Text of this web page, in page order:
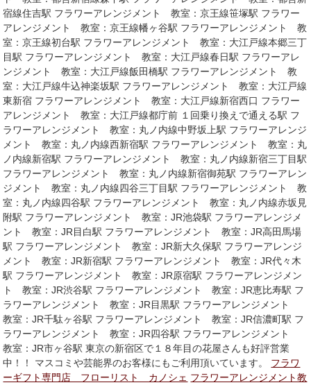
宿線住吉駅 フラワーアレンジメント 教室：京王線笹塚駅 フラワー
アレンジメント 教室：京王線幡ヶ谷駅 フラワーアレンジメント 教
室：京王線初台駅 フラワーアレンジメント 教室：大江戸線本郷三丁
目駅 フラワーアレンジメント 教室：大江戸線春日駅 フラワーアレ
ンジメント 教室：大江戸線飯田橋駅 フラワーアレンジメント 教
室：大江戸線牛込神楽坂駅 フラワーアレンジメント 教室：大江戸線
東新宿 フラワーアレンジメント 教室：大江戸線新宿西口 フラワー
アレンジメント 教室：大江戸線都庁前 １回乗り換えで通える駅 フ
ラワーアレンジメント 教室：丸ノ内線中野坂上駅 フラワーアレンジ
メント 教室：丸ノ内線西新宿駅 フラワーアレンジメント 教室：丸
ノ内線新宿駅 フラワーアレンジメント 教室：丸ノ内線新宿三丁目駅
フラワーアレンジメント 教室：丸ノ内線新宿御苑駅 フラワーアレン
ジメント 教室：丸ノ内線四谷三丁目駅 フラワーアレンジメント 教
室：丸ノ内線四谷駅 フラワーアレンジメント 教室：丸ノ内線赤坂見
附駅 フラワーアレンジメント 教室：JR池袋駅 フラワーアレンジメ
ント 教室：JR目白駅 フラワーアレンジメント 教室：JR高田馬場
駅 フラワーアレンジメント 教室：JR新大久保駅 フラワーアレンジ
メント 教室：JR新宿駅 フラワーアレンジメント 教室：JR代々木
駅 フラワーアレンジメント 教室：JR原宿駅 フラワーアレンジメン
ト 教室：JR渋谷駅 フラワーアレンジメント 教室：JR恵比寿駅 フ
ラワーアレンジメント 教室：JR目黒駅 フラワーアレンジメント
教室：JR千駄ヶ谷駅 フラワーアレンジメント 教室：JR信濃町駅 フ
ラワーアレンジメント 教室：JR四谷駅 フラワーアレンジメント
教室：JR市ヶ谷駅 東京の新宿区で１８年目の花屋さんも好評営業
中！！ マスコミや芸能界のお客様にもご利用頂いています。 フラワ
ーギフト専門店 フローリスト カノシェ フラワーアレンジメント教